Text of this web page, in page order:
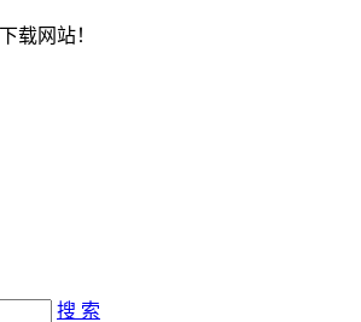
载网站！
搜 索